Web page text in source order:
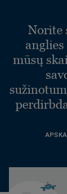
Norite
mūsų